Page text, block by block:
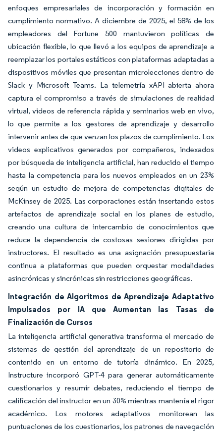
enfoques empresariales de incorporación y formación en
cumplimiento normativo. A diciembre de 2025, el 58% de los
empleadores del Fortune 500 mantuvieron políticas de
ubicación flexible, lo que llevó a los equipos de aprendizaje a
reemplazar los portales estáticos con plataformas adaptadas a
dispositivos móviles que presentan microlecciones dentro de
Slack y Microsoft Teams. La telemetría xAPI abierta ahora
captura el compromiso a través de simulaciones de realidad
virtual, videos de referencia rápida y seminarios web en vivo,
lo que permite a los gestores de aprendizaje y desarrollo
intervenir antes de que venzan los plazos de cumplimiento. Los
videos explicativos generados por compañeros, indexados
por búsqueda de inteligencia artificial, han reducido el tiempo
hasta la competencia para los nuevos empleados en un 23%
según un estudio de mejora de competencias digitales de
McKinsey de 2025. Las corporaciones están insertando estos
artefactos de aprendizaje social en los planes de estudio,
creando una cultura de intercambio de conocimientos que
reduce la dependencia de costosas sesiones dirigidas por
instructores. El resultado es una asignación presupuestaria
continua a plataformas que pueden orquestar modalidades
asincrónicas y sincrónicas sin restricciones geográficas.
Integración de Algoritmos de Aprendizaje Adaptativo
Impulsados por IA que Aumentan las Tasas de
Finalización de Cursos
La inteligencia artificial generativa transforma el mercado de
sistemas de gestión del aprendizaje de un repositorio de
contenido en un entorno de tutoría dinámico. En 2025,
Instructure incorporó GPT-4 para generar automáticamente
cuestionarios y resumir debates, reduciendo el tiempo de
calificación del instructor en un 30% mientras mantenía el rigor
académico. Los motores adaptativos monitorean las
puntuaciones de los cuestionarios, los patrones de navegación